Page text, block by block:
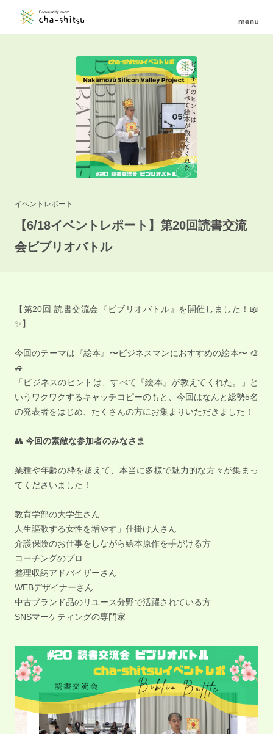
イベントレポート
【6/18イベントレポート】第20回読書交流
会ビブリオバトル
【第20回 読書交流会『ビブリオバトル』を開催しました！📖
✨】
今回のテーマは『絵本』〜ビジネスマンにおすすめの絵本〜 🎨
🚙
「ビジネスのヒントは、すべて『絵本』が教えてくれた。」と
いうワクワクするキャッチコピーのもと、今回はなんと総勢5名
の発表者をはじめ、たくさんの方にお集まりいただきました！
👥 今回の素敵な参加者のみなさま
業種や年齢の枠を超えて、本当に多様で魅力的な方々が集まっ
てくださいました！
教育学部の大学生さん
人生謳歌する女性を増やす」仕掛け人さん
介護保険のお仕事をしながら絵本原作を手がける方
コーチングのプロ
整理収納アドバイザーさん
WEBデザイナーさん
中古ブランド品のリユース分野で活躍されている方
SNSマーケティングの専門家